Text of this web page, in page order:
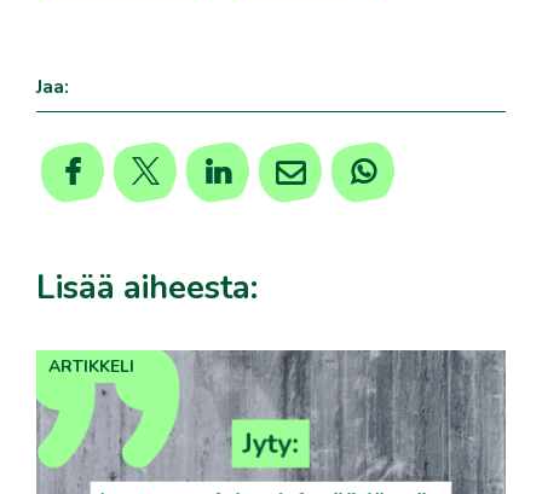
Jaa:
Lisää aiheesta:
ARTIKKELI